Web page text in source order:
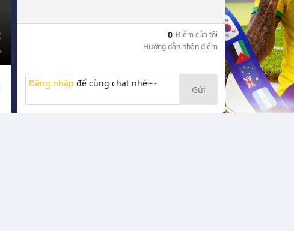
0 Điểm của tôi
Hướng dẫn nhận điểm
Đăng nhập để cùng chat nhé~~
Gửi